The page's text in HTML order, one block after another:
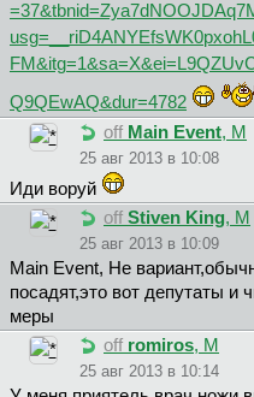
Q9QEwAQ&dur=4782
off Main Event, М
25 авг 2013 в 10:08
Иди воруй
off Stiven King, М
25 авг 2013 в 10:09
Main Event, Не
посадят,это вот депутаты и
меры
off romiros, М
25 авг 2013 в 10:14